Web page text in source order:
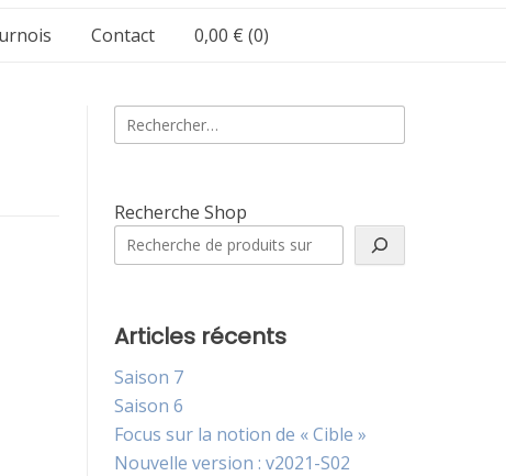
Contact 0,00 € (0)
Rechercher :
Recherche Shop
Articles récents
Saison 7
Saison 6
Focus sur la notion de « Cible »
Nouvelle version : v2021-S02